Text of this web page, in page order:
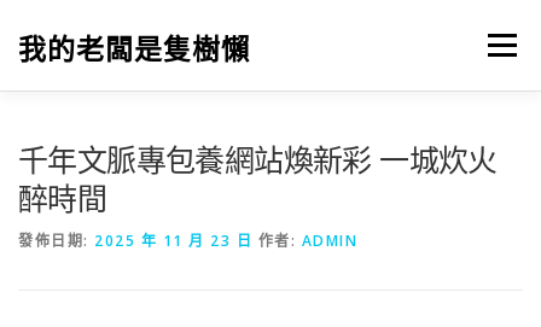
我的老闆是隻樹懶 選單
千年文脈專包養網站煥新彩 一城炊火
醉時間
發佈日期: 2025 年 11 月 23 日 作者: ADMIN